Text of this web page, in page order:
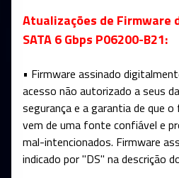
Atualizações de Firmware
SATA 6 Gbps P06200-B21:
• Firmware assinado
acesso não autorizado a seus
segurança e a garantia de que
vem de uma fonte confiável e
mal-intencionados. Firmware
indicado por "DS" na descrição